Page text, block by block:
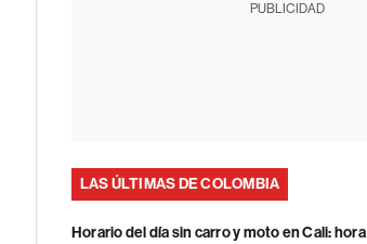
PUBLICIDAD
LAS ÚLTIMAS DE COLOMBIA
Horario del día sin carro y moto en Cali: hora